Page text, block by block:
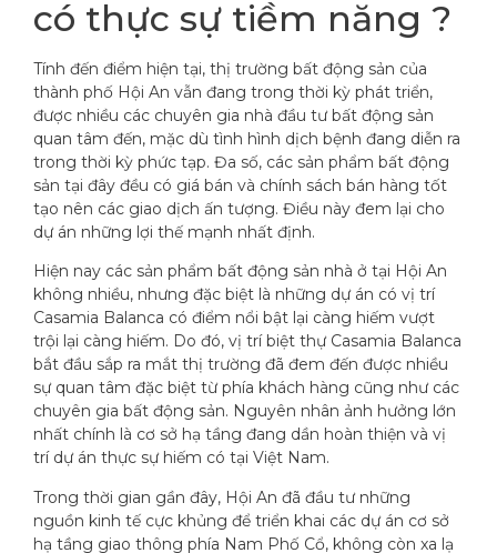
có thực sự tiềm năng ?
Tính đến điểm hiện tại, thị trường bất động sản của
thành phố Hội An vẫn đang trong thời kỳ phát triển,
được nhiều các chuyên gia nhà đầu tư bất động sản
quan tâm đến, mặc dù tình hình dịch bệnh đang diễn ra
trong thời kỳ phức tạp. Đa số, các sản phẩm bất động
sản tại đây đều có giá bán và chính sách bán hàng tốt
tạo nên các giao dịch ấn tượng. Điều này đem lại cho
dự án những lợi thế mạnh nhất định.
Hiện nay các sản phẩm bất động sản nhà ở tại Hội An
không nhiều, nhưng đặc biệt là những dự án có vị trí
Casamia Balanca có điểm nổi bật lại càng hiếm vượt
trội lại càng hiếm. Do đó, vị trí biệt thự Casamia Balanca
bắt đầu sắp ra mắt thị trường đã đem đến được nhiều
sự quan tâm đặc biệt từ phía khách hàng cũng như các
chuyên gia bất động sản. Nguyên nhân ảnh hưởng lớn
nhất chính là cơ sở hạ tầng đang dần hoàn thiện và vị
trí dự án thực sự hiếm có tại Việt Nam.
Trong thời gian gần đây, Hội An đã đầu tư những
nguồn kinh tế cực khủng để triển khai các dự án cơ sở
hạ tầng giao thông phía Nam Phố Cổ, không còn xa lạ